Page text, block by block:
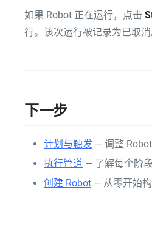
如果 Robot 正在运行，点击
行。该次运行被记录为已取消
下一步
计划与触发 — 调整
执行管道 — 了解每个阶
创建 Robot — 从零开始